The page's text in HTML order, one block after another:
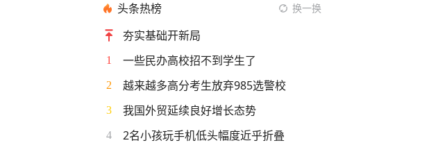
头条热榜 换一换
夯实基础开新局
1 一些民办高校招不到学生了
2 越来越多高分考生放弃985选警校
3 我国外贸延续良好增长态势
4 2名小孩玩手机低头幅度近乎折叠